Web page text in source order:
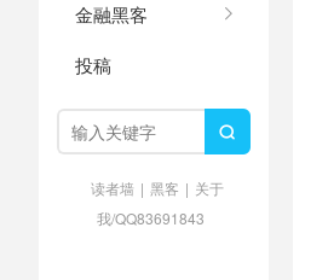
金融黑客
投稿

读者墙 | 黑客 | 关于
我/QQ83691843